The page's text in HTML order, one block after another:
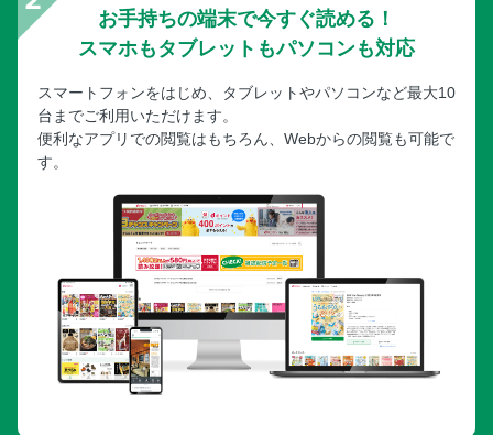
お手持ちの端末で今すぐ読める！
スマホもタブレットもパソコンも対応
スマートフォンをはじめ、タブレットやパソコンなど最大10
台までご利用いただけます。
便利なアプリでの閲覧はもちろん、Webからの閲覧も可能で
す。